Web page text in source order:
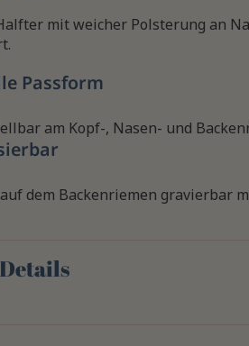
mit weicher Polsterung an
Passform
am Kopf-, Nasen- und
dem Backenriemen gravierbar